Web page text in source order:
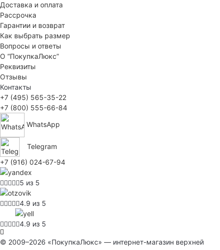
Доставка и оплата
Рассрочка
Гарантии и возврат
Как выбрать размер
Вопросы и ответы
О “ПокупкаЛюкс”
Реквизиты
Отзывы
Контакты
+7 (495) 565-35-22
+7 (800) 555-66-84
WhatsApp
Telegram
+7 (916) 024-67-94
5 из 5
4.9 из 5
4.9 из 5
© 2009–2026 «ПокупкаЛюкс» — интернет-магазин верхней